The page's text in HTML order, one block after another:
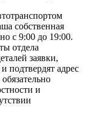
собственная
с 9:00 до 19:00.
отдела
заявки,
подтвердят адрес
и